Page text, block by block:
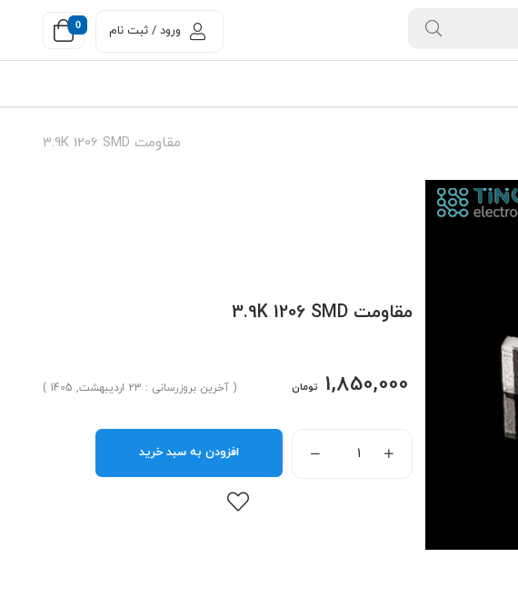
0 ورود / ثبت نام
مقاومت 3.9K 1206 SMD
مقاومت 3.9K 1206 SMD
1,850,000 تومان ( آخرین بروزرسانی : 23 اردیبهشت, 1405 )
افزودن به سبد خرید